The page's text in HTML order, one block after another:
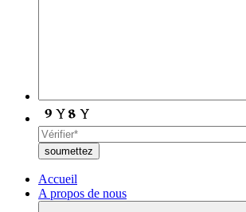
Accueil
A propos de nous